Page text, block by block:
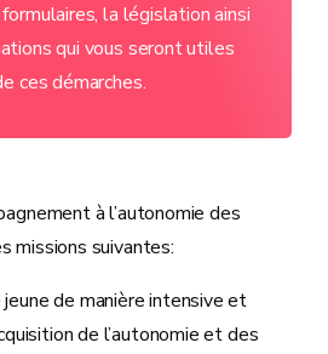
la législation ainsi
qui vous seront utiles
ces démarches.
à l’autonomie des
missions suivantes:
de manière intensive et
de l’autonomie et des